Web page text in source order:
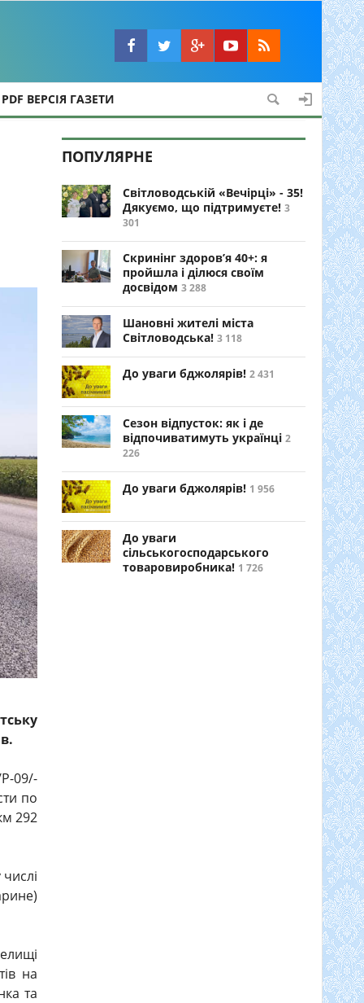
PDF ВЕРСІЯ ГАЗЕТИ
09/-
по
292
на
та
ПОПУЛЯРНЕ
Світловодській «Вечірці» - 35!
Дякуємо, що підтримуєте! 3
301
Скринінг здоров’я 40+: я
пройшла і ділюся своїм
досвідом 3 288
Шановні жителі міста
Світловодська! 3 118
До уваги бджолярів! 2 431
Сезон відпусток: як і де
відпочиватимуть українці 2
226
До уваги бджолярів! 1 956
До уваги
сільськогосподарського
товаровиробника! 1 726